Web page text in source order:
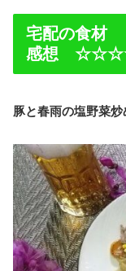
宅配の食材
感想
豚と春雨の塩野菜炒